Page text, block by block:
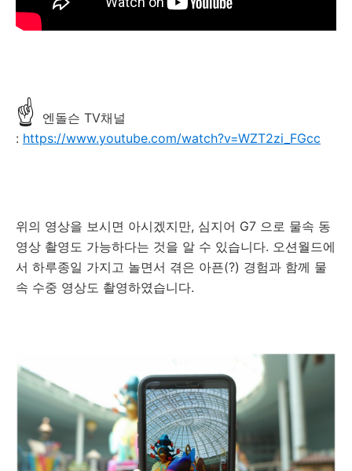
☝ 엔돌슨 TV채널
: https://www.youtube.com/watch?v=WZT2zi_FGcc
위의 영상을 보시면 아시겠지만, 심지어 G7 으로 물속 동
영상 촬영도 가능하다는 것을 알 수 있습니다. 오션월드에
서 하루종일 가지고 놀면서 겪은 아픈(?) 경험과 함께 물
속 수중 영상도 촬영하였습니다.